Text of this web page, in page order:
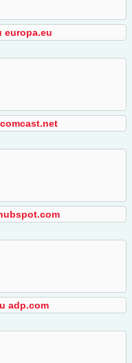
europa.eu
adp.com